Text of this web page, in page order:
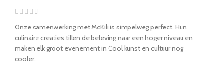
Onze samenwerking met McKili is simpelweg perfect. Hun
culinaire creaties tillen de beleving naar een hoger niveau en
maken elk groot evenement in Cool kunst en cultuur nog
cooler.